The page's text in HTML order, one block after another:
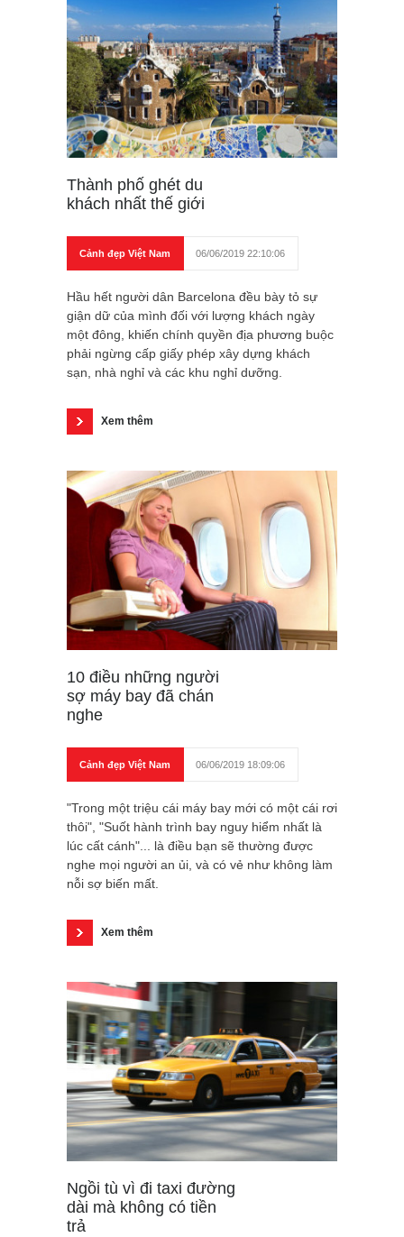
Thành phố ghét du
khách nhất thế giới
Cảnh đẹp Việt Nam 06/06/2019 22:10:06
Hầu hết người dân Barcelona đều bày tỏ sự
giận dữ của mình đối với lượng khách ngày
một đông, khiến chính quyền địa phương buộc
phải ngừng cấp giấy phép xây dựng khách
sạn, nhà nghỉ và các khu nghỉ dưỡng.
Xem thêm
10 điều những người
sợ máy bay đã chán
nghe
Cảnh đẹp Việt Nam 06/06/2019 18:09:06
"Trong một triệu cái máy bay mới có một cái rơi
thôi", "Suốt hành trình bay nguy hiểm nhất là
lúc cất cánh"... là điều bạn sẽ thường được
nghe mọi người an ủi, và có vẻ như không làm
nỗi sợ biến mất.
Xem thêm
Ngồi tù vì đi taxi đường
dài mà không có tiền
trả